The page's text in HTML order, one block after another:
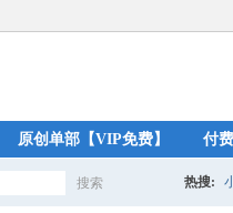
原创单部【VIP免费】 付
搜索 热搜: